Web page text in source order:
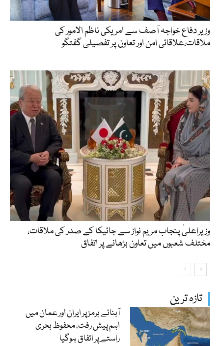
تازہ ترین
آبنائے ہرمز پر ایران اور عمان میں
اہم پیش رفت، محفوظ بحری
راستے پر اتفاق ہوگیا
وزیر دفاع خواجہ آصف سے امریکی ناظم الامور کی
ملاقات،علاقائی امن اور تعاون پر تفصیلی گفتگو
وزیراعلیٰ پنجاب مریم نواز سے جائیکا کے صدر کی ملاقات،
مختلف شعبوں میں تعاون بڑھانے پر اتفاق